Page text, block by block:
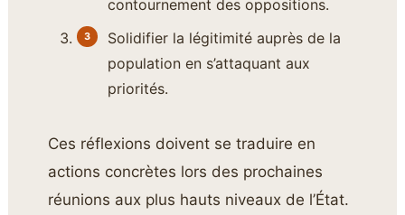
contournement des oppositions.
Solidifier la légitimité auprès de la
population en s’attaquant aux
priorités.
Ces réflexions doivent se traduire en
actions concrètes lors des prochaines
réunions aux plus hauts niveaux de l’État.